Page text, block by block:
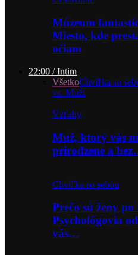
Múzeum
Miesto, kde
očiam
22:00 / Intim
VšetkoChvíľka so
vs. Muži
Vzťahy
Muž, ktorý vás
prirodzene a
Chvíľka so sebou
Prečo sú ženy
Psychológovia
vás…